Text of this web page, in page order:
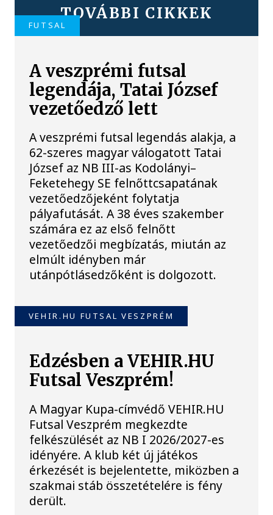
TOVÁBBI CIKKEK
FUTSAL
A veszprémi futsal
legendája, Tatai József
vezetőedző lett
A veszprémi futsal legendás alakja, a
62-szeres magyar válogatott Tatai
József az NB III-as Kodolányi–
Feketehegy SE felnőttcsapatának
vezetőedzőjeként folytatja
pályafutását. A 38 éves szakember
számára ez az első felnőtt
vezetőedzői megbízatás, miután az
elmúlt idényben már
utánpótlásedzőként is dolgozott.
VEHIR.HU FUTSAL VESZPRÉM
Edzésben a VEHIR.HU
Futsal Veszprém!
A Magyar Kupa-címvédő VEHIR.HU
Futsal Veszprém megkezdte
felkészülését az NB I 2026/2027-es
idényére. A klub két új játékos
érkezését is bejelentette, miközben a
szakmai stáb összetételére is fény
derült.